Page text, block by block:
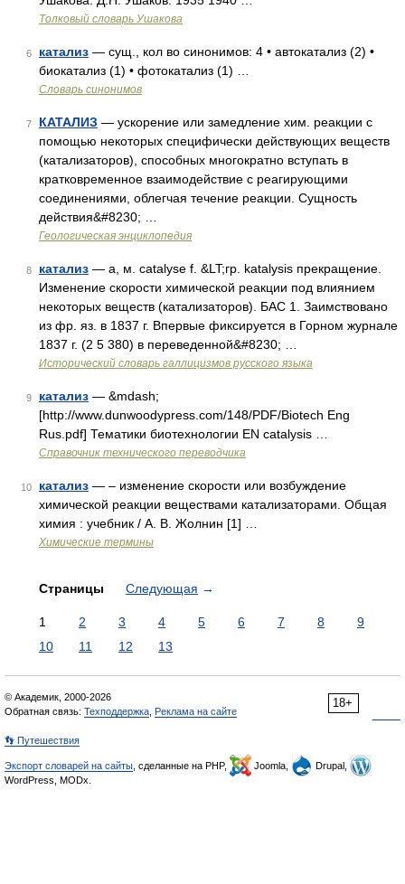
Толковый словарь Ушакова
6 катализ — сущ., кол во синонимов: 4 • автокатализ (2) •
биокатализ (1) • фотокатализ (1) …
Словарь синонимов
7 КАТАЛИЗ — ускорение или замедление хим. реакции с
помощью некоторых специфически действующих веществ
(катализаторов), способных многократно вступать в
кратковременное взаимодействие с реагирующими
соединениями, облегчая течение реакции. Сущность
действия&#8230; …
Геологическая энциклопедия
8 катализ — а, м. catalyse f. &LT;гр. katalysis прекращение.
Изменение скорости химической реакции под влиянием
некоторых веществ (катализаторов). БАС 1. Заимствовано
из фр. яз. в 1837 г. Впервые фиксируется в Горном журнале
1837 г. (2 5 380) в переведенной&#8230; …
Исторический словарь галлицизмов русского языка
9 катализ — &mdash;
[http://www.dunwoodypress.com/148/PDF/Biotech Eng
Rus.pdf] Тематики биотехнологии EN catalysis …
Справочник технического переводчика
10 катализ — – изменение скорости или возбуждение
химической реакции веществами катализаторами. Общая
химия : учебник / А. В. Жолнин [1] …
Химические термины
Страницы Следующая →
1 2 3 4 5 6 7 8
9
10
11 12 13
18+
© Академик, 2000-2026
Обратная связь: Техподдержка Реклама на сайте
👣 Путешествия
Экспорт словарей на сайты , сделанные на PHP, Joomla,
Drupal,
WordPress, MODx.